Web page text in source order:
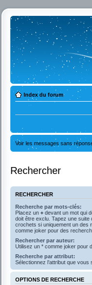
Index du forum
Voir les messages sans
Rechercher
RECHERCHER
Recherche par mots-clés:
Placez un + devant un mot qui
doit être exclu. Tapez une
crochets si uniquement un des
comme joker pour des
Rechercher par auteur:
Utilisez un * comme joker pour
Recherche par attribut:
Sélectionnez l’attribut que
OPTIONS DE RECHERCHE